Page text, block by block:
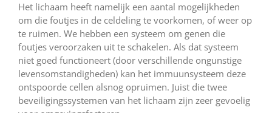
Het lichaam heeft namelijk een aantal mogelijkheden
om die foutjes in de celdeling te voorkomen, of weer op
te ruimen. We hebben een systeem om genen die
foutjes veroorzaken uit te schakelen. Als dat systeem
niet goed functioneert (door verschillende ongunstige
levensomstandigheden) kan het immuunsysteem deze
ontspoorde cellen alsnog opruimen. Juist die twee
beveiligingssystemen van het lichaam zijn zeer gevoelig